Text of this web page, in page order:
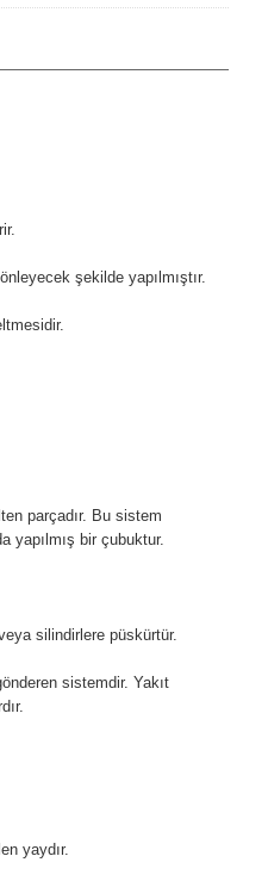
şekilde yapılmıştır.
parçadır. Bu sistem
yapılmış bir çubuktur.
silindirlere püskürtür.
sistemdir. Yakıt
yaydır.